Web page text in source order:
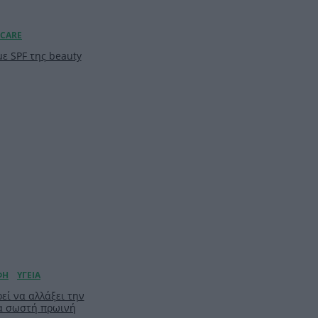
SPF της beauty
να αλλάξει την
σωστή πρωινή